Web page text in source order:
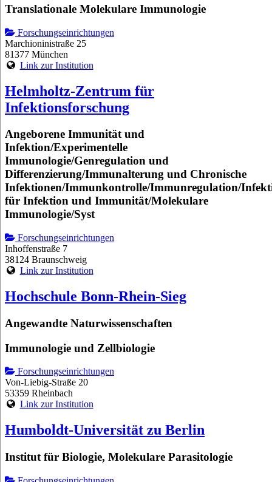
Translationale Molekulare Immunologie
Forschungseinrichtungen
Marchioninistraße 25
81377 München
Link zur Institution
Helmholtz-Zentrum für
Infektionsforschung
Angeborene Immunität und
Infektion/Experimentelle
Immunologie/Genregulation und
Differenzierung/Immunalterung und Chronische
Infektionen/Immunkontrolle/Immunregulation/
für Infektion und Immunität/Molekulare
Immunologie/Syst
Forschungseinrichtungen
Inhoffenstraße 7
38124 Braunschweig
Link zur Institution
Hochschule Bonn-Rhein-Sieg
Angewandte Naturwissenschaften
Immunologie und Zellbiologie
Forschungseinrichtungen
Von-Liebig-Straße 20
53359 Rheinbach
Link zur Institution
Humboldt-Universität zu Berlin
Institut für Biologie, Molekulare Parasitologie